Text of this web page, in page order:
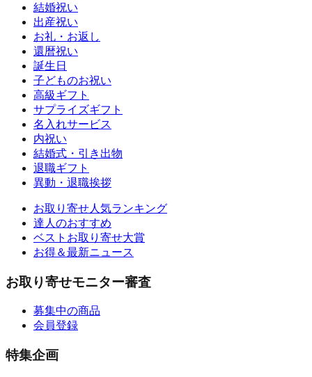
結婚祝い
出産祝い
お礼・お返し
還暦祝い
誕生日
子どものお祝い
高級ギフト
サプライズギフト
名入れサービス
内祝い
結婚式・引き出物
退職ギフト
異動・退職挨拶
お取り寄せ人気ランキング
達人のおすすめ
ベストお取り寄せ大賞
お得＆最新ニュース
お取り寄せモニター審査
募集中の商品
会員登録
特集企画